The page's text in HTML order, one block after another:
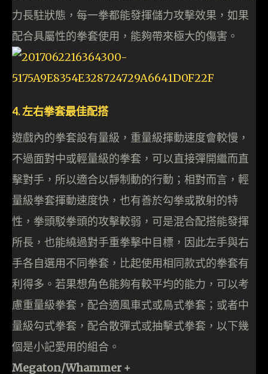
力長駐狀態，每一拳都能發揮儲力攻擊效果，如果
配合具屬性的拳套使用，能夠帶來極大的傷害。
4. 左右拳套最佳配搭
遊戲內的拳套設有量級，重量級揮動速度會較慢，
不過面對中或輕量級的拳套，可以直接彈開繼而直
擊對手，所以適合以靜制動的行動；相對而言，輕
量級拳套揮動速度快，也有善於勾拳或散射的特
性，拳頭駁拳頭的攻擊較弱，可是混合配搭能發揮
所長，也能繞過對手重拳擊中目標，因此左手與右
手各自選用不同拳套，比起使用相同款式的拳套有
利得多。若果想角色能夠有較平均的能力，可以考
慮重量級拳套，配合適風車式或鳥式拳套；或者中
量級勾式拳套，配合散彈式或抽擊式拳套，以下幾
個是小記愛用的組合。
Megaton/Whammer +